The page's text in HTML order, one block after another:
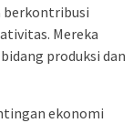
berkontribusi
Mereka
produksi dan
ekonomi